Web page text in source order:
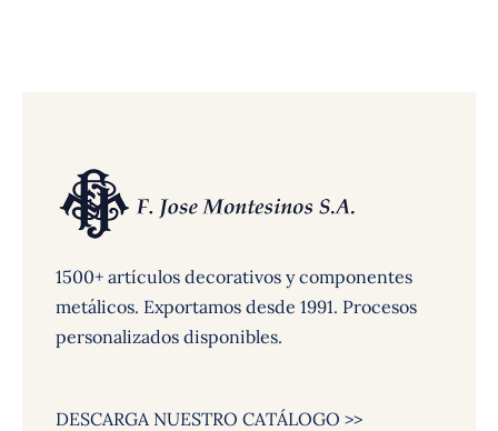
1500+ artículos decorativos y componentes
metálicos. Exportamos desde 1991. Procesos
personalizados disponibles.
DESCARGA NUESTRO CATÁLOGO >>